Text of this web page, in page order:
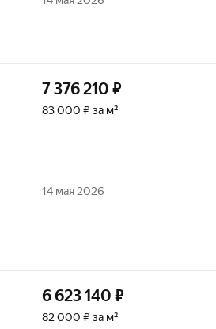
7 376 210 ₽
83 000 ₽ за м²
14 мая 2026
6 623 140 ₽
82 000 ₽ за м²